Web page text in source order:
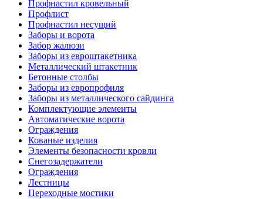
Профнастил кровельный
Профлист
Профнастил несущий
Заборы и ворота
Забор жалюзи
Заборы из евроштакетника
Металлический штакетник
Бетонные столбы
Заборы из европрофиля
Заборы из металлического сайдинга
Комплектующие элементы
Автоматические ворота
Ограждения
Кованые изделия
Элементы безопасности кровли
Снегозадержатели
Ограждения
Лестницы
Переходные мостики